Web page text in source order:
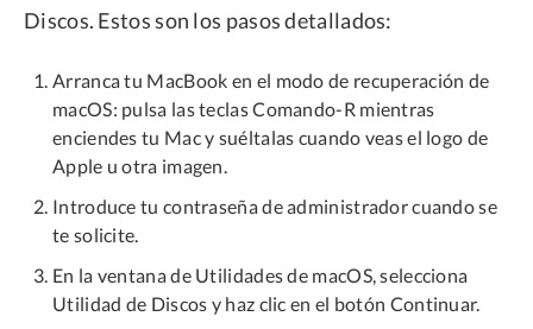
Discos. Estos son los pasos detallados:
Arranca tu MacBook en el modo de recuperación de
macOS: pulsa las teclas Comando-R mientras
enciendes tu Mac y suéltalas cuando veas el logo de
Apple u otra imagen.
Introduce tu contraseña de administrador cuando se
te solicite.
En la ventana de Utilidades de macOS, selecciona
Utilidad de Discos y haz clic en el botón Continuar.